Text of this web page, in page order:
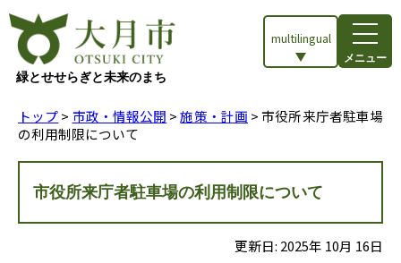
緑とせせらぎと未来のまち
multilingual
メニュー
トップ> 市政・情報公開 >施策・計画 > 市役所来庁者駐車場
の利用制限について
市役所来庁者駐車場の利用制限について
更新日: 2025年 10月 16日